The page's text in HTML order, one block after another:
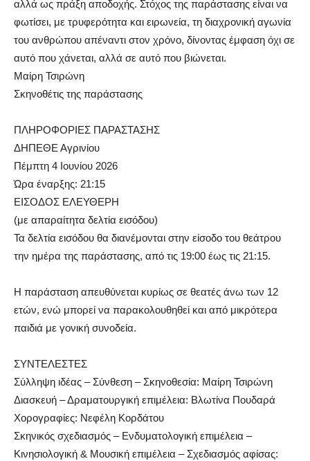
αλλά ως πράξη αποδοχής. Στόχος της παράστασης είναι να
φωτίσει, με τρυφερότητα και ειρωνεία, τη διαχρονική αγωνία
του ανθρώπου απέναντι στον χρόνο, δίνοντας έμφαση όχι σε
αυτό που χάνεται, αλλά σε αυτό που βιώνεται.
Μαίρη Τσιρώνη
Σκηνοθέτις της παράστασης
ΠΛΗΡΟΦΟΡΙΕΣ ΠΑΡΑΣΤΑΣΗΣ
ΔΗΠΕΘΕ Αγρινίου
Πέμπτη 4 Ιουνίου 2026
Ώρα έναρξης: 21:15
ΕΙΣΟΔΟΣ ΕΛΕΥΘΕΡΗ
(με απαραίτητα δελτία εισόδου)
Τα δελτία εισόδου θα διανέμονται στην είσοδο του θεάτρου
την ημέρα της παράστασης, από τις 19:00 έως τις 21:15.
Η παράσταση απευθύνεται κυρίως σε θεατές άνω των 12
ετών, ενώ μπορεί να παρακολουθηθεί και από μικρότερα
παιδιά με γονική συνοδεία.
ΣΥΝΤΕΛΕΣΤΕΣ
Σύλληψη ιδέας – Σύνθεση – Σκηνοθεσία: Μαίρη Τσιρώνη
Διασκευή – Δραματουργική επιμέλεια: Βλωτίνα Πουδαρά
Χορογραφίες: Νεφέλη Κορδάτου
Σκηνικός σχεδιασμός – Ενδυματολογική επιμέλεια –
Κινησιολογική & Μουσική επιμέλεια – Σχεδιασμός αφίσας: